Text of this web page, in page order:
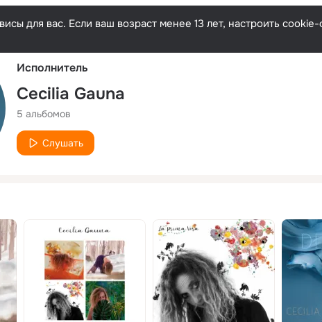
для вас. Если ваш возраст менее 13 лет, настроить
Исполнитель
Cecilia Gauna
5 альбомов
Слушать